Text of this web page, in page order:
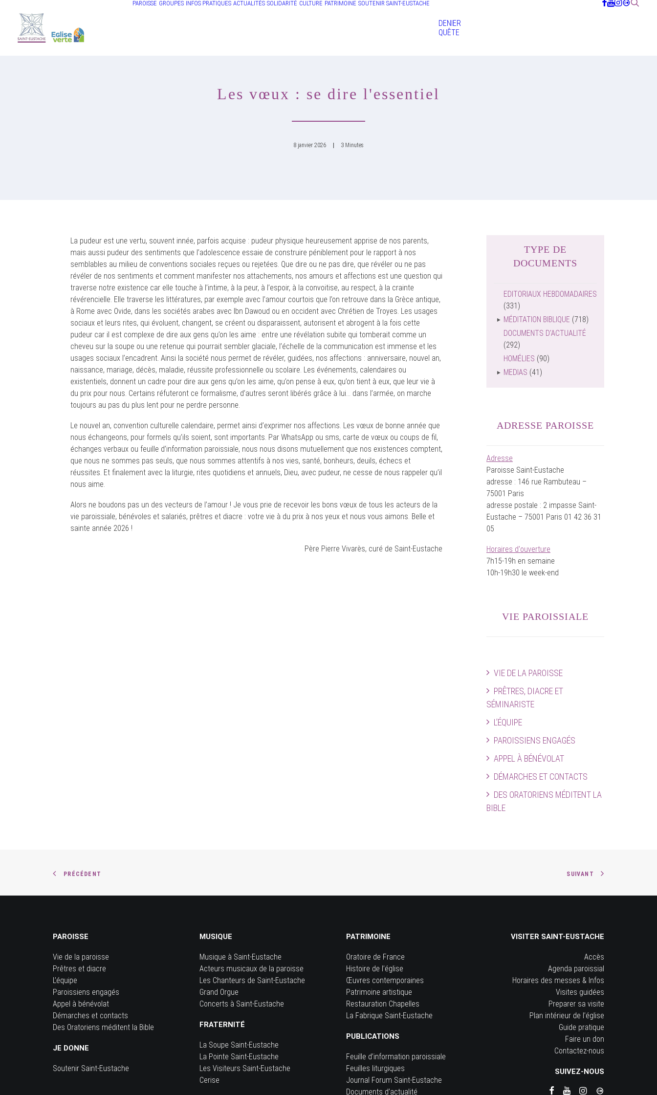
PAROISSE GROUPES INFOS PRATIQUES ACTUALITÉS SOLIDARITÉ CULTURE PATRIMOINE SOUTENIR SAINT-EUSTACHE
DENIER
QUÊTE
Les vœux : se dire l'essentiel
8 janvier 2026 3 Minutes
La pudeur est une vertu, souvent innée, parfois acquise : pudeur physique heureusement apprise de nos parents,
mais aussi pudeur des sentiments que l’adolescence essaie de construire péniblement pour le rapport à nos
semblables au milieu de conventions sociales reçues ou rejetées. Que dire ou ne pas dire, que révéler ou ne pas
révéler de nos sentiments et comment manifester nos attachements, nos amours et affections est une question qui
traverse notre existence car elle touche à l’intime, à la peur, à l’espoir, à la convoitise, au respect, à la crainte
révérencielle. Elle traverse les littératures, par exemple avec l’amour courtois que l’on retrouve dans la Grèce antique,
à Rome avec Ovide, dans les sociétés arabes avec Ibn Dawoud ou en occident avec Chrétien de Troyes. Les usages
sociaux et leurs rites, qui évoluent, changent, se créent ou disparaissent, autorisent et abrogent à la fois cette
pudeur car il est complexe de dire aux gens qu’on les aime : entre une révélation subite qui tomberait comme un
cheveu sur la soupe ou une retenue qui pourrait sembler glaciale, l’échelle de la communication est immense et les
usages sociaux l’encadrent. Ainsi la société nous permet de révéler, guidées, nos affections : anniversaire, nouvel an,
naissance, mariage, décès, maladie, réussite professionnelle ou scolaire. Les événements, calendaires ou
existentiels, donnent un cadre pour dire aux gens qu’on les aime, qu’on pense à eux, qu’on tient à eux, que leur vie à
du prix pour nous. Certains réfuteront ce formalisme, d’autres seront libérés grâce à lui… dans l’armée, on marche
toujours au pas du plus lent pour ne perdre personne.
Le nouvel an, convention culturelle calendaire, permet ainsi d’exprimer nos affections. Les vœux de bonne année que
nous échangeons, pour formels qu’ils soient, sont importants. Par WhatsApp ou sms, carte de vœux ou coups de fil,
échanges verbaux ou feuille d’information paroissiale, nous nous disons mutuellement que nos existences comptent,
que nous ne sommes pas seuls, que nous sommes attentifs à nos vies, santé, bonheurs, deuils, échecs et
réussites. Et finalement avec la liturgie, rites quotidiens et annuels, Dieu, avec pudeur, ne cesse de nous rappeler qu’il
nous aime.
Alors ne boudons pas un des vecteurs de l’amour ! Je vous prie de recevoir les bons vœux de tous les acteurs de la
vie paroissiale, bénévoles et salariés, prêtres et diacre : votre vie à du prix à nos yeux et nous vous aimons. Belle et
sainte année 2026 !
Père Pierre Vivarès, curé de Saint-Eustache
TYPE DE
DOCUMENTS
EDITORIAUX HEBDOMADAIRES
(331)
MÉDITATION BIBLIQUE (718)
DOCUMENTS D'ACTUALITÉ
(292)
HOMÉLIES (90)
MEDIAS (41)
ADRESSE PAROISSE
Adresse
Paroisse Saint-Eustache
adresse : 146 rue Rambuteau –
75001 Paris
adresse postale : 2 impasse Saint-
Eustache – 75001 Paris 01 42 36 31
05
Horaires d'ouverture
7h15-19h en semaine
10h-19h30 le week-end
VIE PAROISSIALE
VIE DE LA PAROISSE
PRÊTRES, DIACRE ET
SÉMINARISTE
L’ÉQUIPE
PAROISSIENS ENGAGÉS
APPEL À BÉNÉVOLAT
DÉMARCHES ET CONTACTS
DES ORATORIENS MÉDITENT LA
BIBLE
PRÉCÉDENT SUIVANT
PAROISSE
Vie de la paroisse
Prêtres et diacre
L’équipe
Paroissiens engagés
Appel à bénévolat
Démarches et contacts
Des Oratoriens méditent la Bible
JE DONNE
Soutenir Saint-Eustache
MUSIQUE
Musique à Saint-Eustache
Acteurs musicaux de la paroisse
Les Chanteurs de Saint-Eustache
Grand Orgue
Concerts à Saint-Eustache
FRATERNITÉ
La Soupe Saint-Eustache
La Pointe Saint-Eustache
Les Visiteurs Saint-Eustache
Cerise
PATRIMOINE
Oratoire de France
Histoire de l’église
Œuvres contemporaines
Patrimoine artistique
Restauration Chapelles
La Fabrique Saint-Eustache
PUBLICATIONS
Feuille d’information paroissiale
Feuilles liturgiques
Journal Forum Saint-Eustache
Documents d’actualité
VISITER SAINT-EUSTACHE
Accès
Agenda paroissial
Horaires des messes & Infos
Visites guidées
Preparer sa visite
Plan intérieur de l’église
Guide pratique
Faire un don
Contactez-nous
SUIVEZ-NOUS